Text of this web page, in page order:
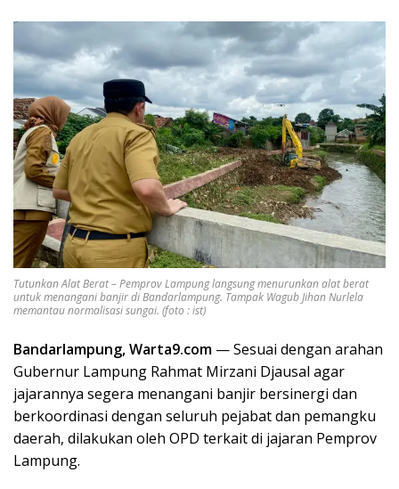
Tutunkan Alat Berat – Pemprov Lampung langsung menurunkan alat berat
untuk menangani banjir di Bandarlampung. Tampak Wagub Jihan Nurlela
memantau normalisasi sungai. (foto : ist)
Bandarlampung, Warta9.com — Sesuai dengan arahan
Gubernur Lampung Rahmat Mirzani Djausal agar
jajarannya segera menangani banjir bersinergi dan
berkoordinasi dengan seluruh pejabat dan pemangku
daerah, dilakukan oleh OPD terkait di jajaran Pemprov
Lampung.